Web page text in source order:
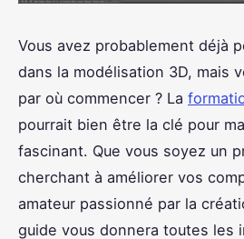
Vous avez probablement déjà
dans la modélisation 3D, mais
par où commencer ? La
pourrait bien être la clé pour
fascinant. Que vous soyez un
cherchant à améliorer vos
amateur passionné par la
guide vous donnera toutes les